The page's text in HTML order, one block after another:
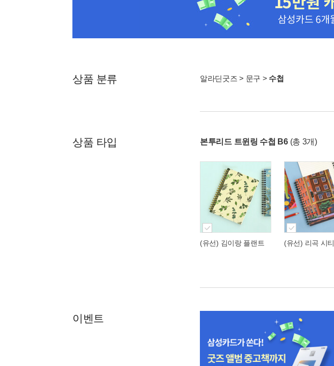
상품 분류 알라딘굿즈 > 문구 > 수첩
상품 타입 본투리드 트윈링 수첩 B6(총 3개)
(유선) 김이랑 플랜트 (유선) 리곡 시티
이벤트